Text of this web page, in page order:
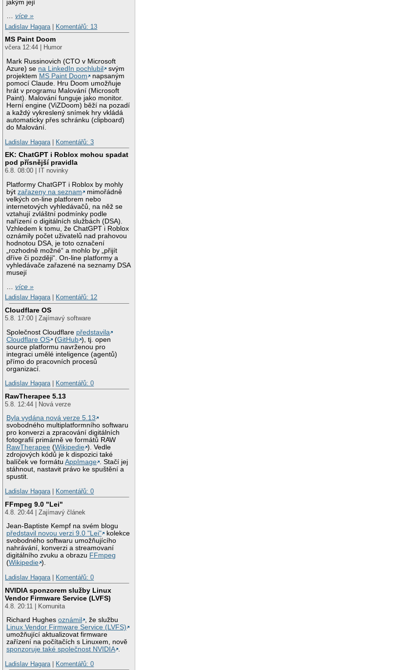
jakým její
…více »
Ladislav Hagara
Komentářů: 13
MS Paint Doom
včera 12:44 | Humor
Mark Russinovich (CTO v Microsoft
Azure) se na LinkedIn pochlubil
svým
projektem MS Paint Doom
napsaným
pomocí Claude. Hru Doom umožňuje
hrát v programu Malování (Microsoft
Paint). Malování funguje jako monitor.
Herní engine (ViZDoom) běží na pozadí
a každý vykreslený snímek hry vkládá
automaticky přes schránku (clipboard)
do Malování.
Ladislav Hagara
Komentářů: 3
EK: ChatGPT i Roblox mohou spadat
pod přísnější pravidla
6.8. 08:00 | IT novinky
Platformy ChatGPT i Roblox by mohly
býtzařazeny na seznam
mimořádně
velkých on-line platforem nebo
internetových vyhledávačů, na něž se
vztahují zvláštní podmínky podle
nařízení o digitálních službách (DSA).
Vzhledem k tomu, že ChatGPT i Roblox
oznámily počet uživatelů nad prahovou
hodnotou DSA, je toto označení
„rozhodně možné“ a mohlo by „přijít
dříve či později“. On-line platformy a
vyhledávače zařazené na seznamy DSA
musejí
…více »
Ladislav Hagara| Komentářů: 12
Cloudflare OS
5.8. 17:00 | Zajímavý software
Společnost Cloudflare představila
Cloudflare OS
(GitHub ), tj. open
source platformu navrženou pro
integraci umělé inteligence (agentů)
přímo do pracovních procesů
organizací.
Ladislav Hagara| Komentářů: 0
RawTherapee 5.13
5.8. 12:44 | Nová verze
Byla vydána nová verze 5.13
svobodného multiplatformního softwaru
pro konverzi a zpracování digitálních
fotografií primárně ve formátů RAW
RawTherapee (Wikipedie ). Vedle
zdrojových kódů je k dispozici také
balíček ve formátuAppImage . Stačí jej
stáhnout, nastavit právo ke spuštění a
spustit.
Ladislav Hagara| Komentářů: 0
FFmpeg 9.0 "Lei"
4.8. 20:44 | Zajímavý článek
Jean-Baptiste Kempf na svém blogu
představil novou verzi 9.0 "Lei"
kolekce
svobodného softwaru umožňujícího
nahrávání, konverzi a streamovaní
digitálního zvuku a obrazu FFmpeg
(Wikipedie ).
Ladislav Hagara| Komentářů: 0
NVIDIA sponzorem služby Linux
Vendor Firmware Service (LVFS)
4.8. 20:11 | Komunita
Richard Hughesoznámil
, že službu
Linux Vendor Firmware Service (LVFS)
umožňující aktualizovat firmware
zařízení na počítačích s Linuxem, nově
sponzoruje také společnost NVIDIA .
Ladislav Hagara| Komentářů: 0